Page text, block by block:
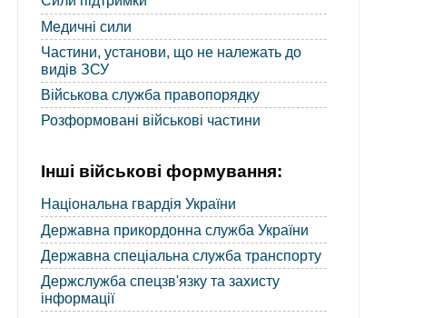
Медичні сили
Частини, установи, що не належать до
видів ЗСУ
Військова служба правопорядку
Розформовані військові частини
Інші військові формування:
Національна гвардія України
Державна прикордонна служба України
Державна спеціальна служба транспорту
Держслужба спецзв'язку та захисту
інформації